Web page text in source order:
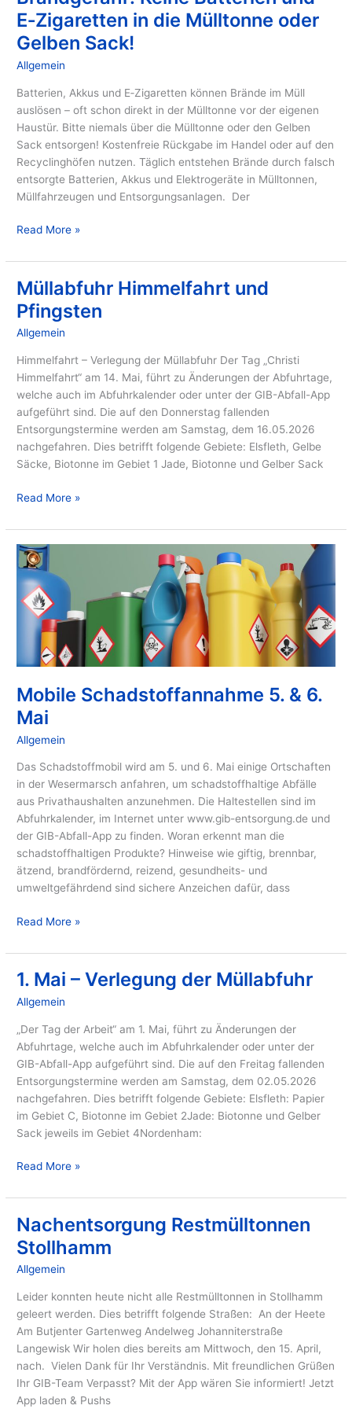
E‑Zigaretten in die Mülltonne oder
Gelben Sack!
Allgemein
Batterien, Akkus und E‑Zigaretten können Brände im Müll
auslösen – oft schon direkt in der Mülltonne vor der eigenen
Haustür. Bitte niemals über die Mülltonne oder den Gelben
Sack entsorgen! Kostenfreie Rückgabe im Handel oder auf den
Recyclinghöfen nutzen. Täglich entstehen Brände durch falsch
entsorgte Batterien, Akkus und Elektrogeräte in Mülltonnen,
Müllfahrzeugen und Entsorgungsanlagen. Der
Gelben
Sack!
Read More »
Müllabfuhr Himmelfahrt und
Pfingsten
Allgemein
Himmelfahrt – Verlegung der Müllabfuhr Der Tag „Christi
Himmelfahrt“ am 14. Mai, führt zu Änderungen der Abfuhrtage,
welche auch im Abfuhrkalender oder unter der GIB-Abfall-App
aufgeführt sind. Die auf den Donnerstag fallenden
Entsorgungstermine werden am Samstag, dem 16.05.2026
nachgefahren. Dies betrifft folgende Gebiete: Elsfleth, Gelbe
Säcke, Biotonne im Gebiet 1 Jade, Biotonne und Gelber Sack
Müllabfuhr
Himmelfahrt
und
Pfingsten
Read More »
Mobile Schadstoffannahme 5. & 6.
Mai
Allgemein
Das Schadstoffmobil wird am 5. und 6. Mai einige Ortschaften
in der Wesermarsch anfahren, um schadstoffhaltige Abfälle
aus Privathaushalten anzunehmen. Die Haltestellen sind im
Abfuhrkalender, im Internet unter www.gib-entsorgung.de und
der GIB-Abfall-App zu finden. Woran erkennt man die
schadstoffhaltigen Produkte? Hinweise wie giftig, brennbar,
ätzend, brandfördernd, reizend, gesundheits- und
umweltgefährdend sind sichere Anzeichen dafür, dass
Mobile
Schadstoffannahme
&
Read More »
1. Mai – Verlegung der Müllabfuhr
Allgemein
„Der Tag der Arbeit“ am 1. Mai, führt zu Änderungen der
Abfuhrtage, welche auch im Abfuhrkalender oder unter der
GIB-Abfall-App aufgeführt sind. Die auf den Freitag fallenden
Entsorgungstermine werden am Samstag, dem 02.05.2026
nachgefahren. Dies betrifft folgende Gebiete: Elsfleth: Papier
im Gebiet C, Biotonne im Gebiet 2Jade: Biotonne und Gelber
Sack jeweils im Gebiet 4Nordenham:
1.
Verlegung
der
Müllabfuhr
Read More »
Nachentsorgung Restmülltonnen
Stollhamm
Allgemein
Leider konnten heute nicht alle Restmülltonnen in Stollhamm
geleert werden. Dies betrifft folgende Straßen: An der Heete
Am Butjenter Gartenweg Andelweg Johanniterstraße
Langewisk Wir holen dies bereits am Mittwoch, den 15. April,
nach. Vielen Dank für Ihr Verständnis. Mit freundlichen Grüßen
Ihr GIB-Team Verpasst? Mit der App wären Sie informiert! Jetzt
App laden & Pushs
Nachentsorgung
Restmülltonnen
Stollhamm